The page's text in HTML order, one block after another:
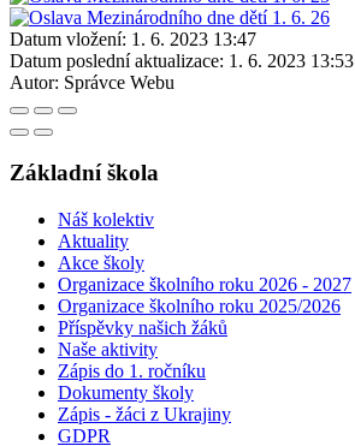
Datum vložení: 1. 6. 2023 13:47
Datum poslední aktualizace: 1. 6. 2023 13:53
Autor: Správce Webu
Základní škola
Náš kolektiv
Aktuality
Akce školy
Organizace školního roku 2026 - 2027
Organizace školního roku 2025/2026
Příspěvky našich žáků
Naše aktivity
Zápis do 1. ročníku
Dokumenty školy
Zápis - žáci z Ukrajiny
GDPR